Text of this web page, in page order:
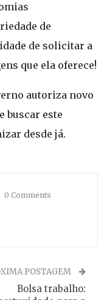
de
de solicitar a
que ela oferece!
autoriza novo
buscar este
desde já.
0 Comments
POSTAGEM
Bolsa trabalho: